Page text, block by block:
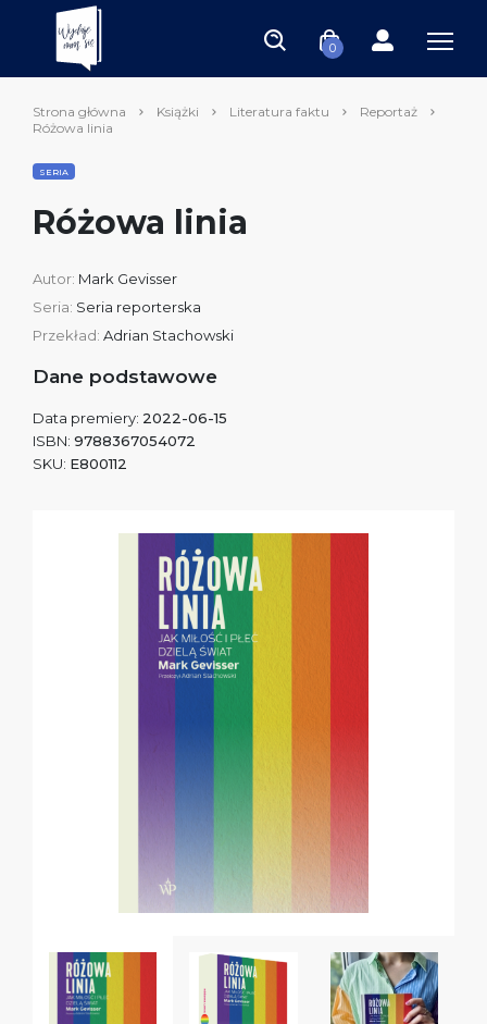
0
Strona główna Książki Literatura faktu
Reportaż
Różowa linia
SERIA
Różowa linia
Autor: Mark Gevisser
Seria: Seria reporterska
Przekład: Adrian Stachowski
Dane podstawowe
Data premiery: 2022-06-15
ISBN: 9788367054072
SKU: E800112